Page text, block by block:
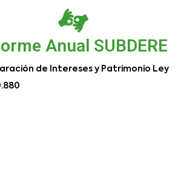
Anual SUBDERE
de Intereses y Patrimonio Ley